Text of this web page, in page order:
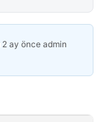
2 ay önce admin